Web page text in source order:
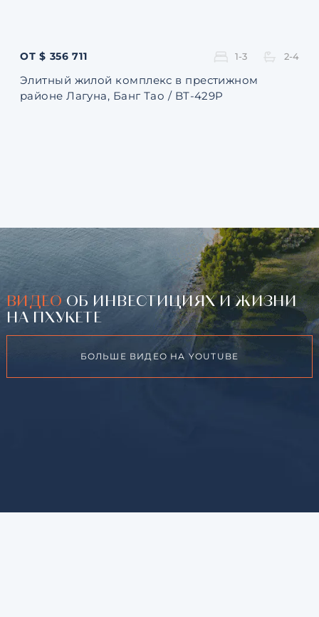
ОТ $ 356 711 1-3 2-4
Элитный жилой комплекс в престижном
районе Лагуна, Банг Тао / BT-429P
ВИДЕО ОБ ИНВЕСТИЦИЯХ И ЖИЗНИ
НА ПХУКЕТЕ
БОЛЬШЕ ВИДЕО НА YOUTUBE